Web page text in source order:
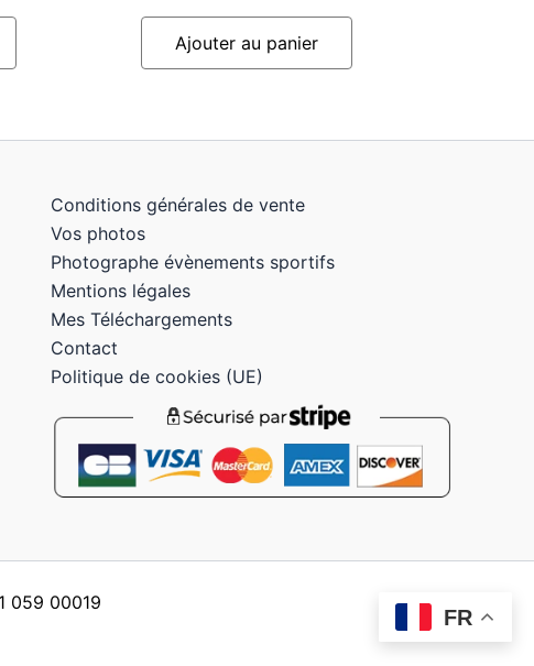
Ajouter au panier
Conditions générales de vente
Vos photos
Photographe évènements sportifs
Mentions légales
Mes Téléchargements
Contact
Politique de cookies (UE)
059 00019
FR